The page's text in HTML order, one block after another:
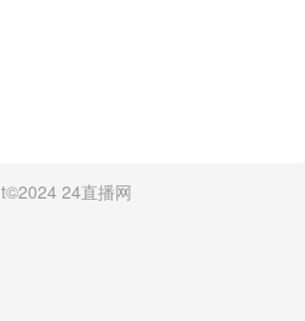
24直播网